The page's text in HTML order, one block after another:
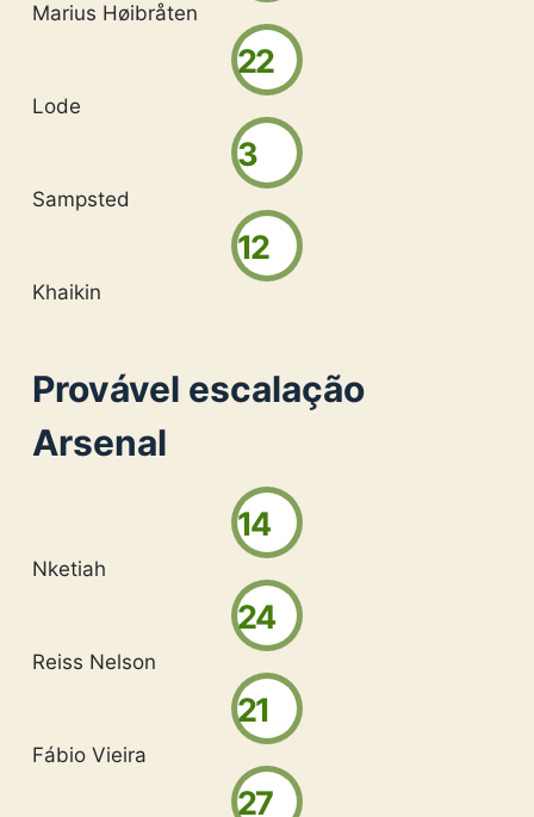
Marius Høibråten
22
Lode
3
Sampsted
12
Khaikin
Provável escalação
Arsenal
14
Nketiah
24
Reiss Nelson
21
Fábio Vieira
27